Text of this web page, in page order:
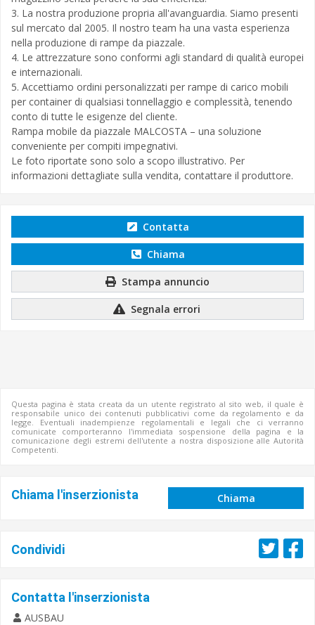
3. La nostra produzione propria all'avanguardia. Siamo presenti
sul mercato dal 2005. Il nostro team ha una vasta esperienza
nella produzione di rampe da piazzale.
4. Le attrezzature sono conformi agli standard di qualità europei
e internazionali.
5. Accettiamo ordini personalizzati per rampe di carico mobili
per container di qualsiasi tonnellaggio e complessità, tenendo
conto di tutte le esigenze del cliente.
Rampa mobile da piazzale MALCOSTA – una soluzione
conveniente per compiti impegnativi.
Le foto riportate sono solo a scopo illustrativo. Per
informazioni dettagliate sulla vendita, contattare il produttore.
Contatta
Chiama
Stampa annuncio
Segnala errori
Questa pagina è stata creata da un utente registrato al sito web, il quale è
responsabile unico dei contenuti pubblicativi come da regolamento e da
legge. Eventuali inadempienze regolamentali e legali che ci verranno
comunicate comporteranno l'immediata sospensione della pagina e la
comunicazione degli estremi dell'utente a nostra disposizione alle Autorità
Competenti.
Chiama l'inserzionista Chiama
Condividi
Contatta l'inserzionista
AUSBAU